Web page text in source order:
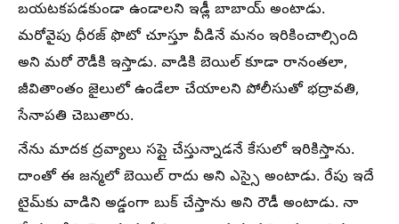
బయటకపడకుండా ఉండాలని ఇడ్లీ బాబాయ్ అంటాడు.
మరోవైపు ధీరజ్ ఫొటో చూస్తూ వీడినే మనం ఇరికించాల్సింది
అని మరో రౌడీకి ఇస్తాడు. వాడికి బెయిల్ కూడా రానంతలా,
జీవితాంతం జైలులో ఉండేలా చేయాలని పోలీసుతో భద్రావతి,
సేనాపతి చెబుతారు.
నేను మాదక ద్రవ్యాలు సప్లై చేస్తున్నాడనే కేసులో ఇరికిస్తాను.
దాంతో ఈ జన్మలో బెయిల్ రాదు అని ఎస్సై అంటాడు. రేపు ఇదే
టైమ్‌కు వాడిని అడ్డంగా బుక్ చేస్తాను అని రౌడీ అంటాడు. నా